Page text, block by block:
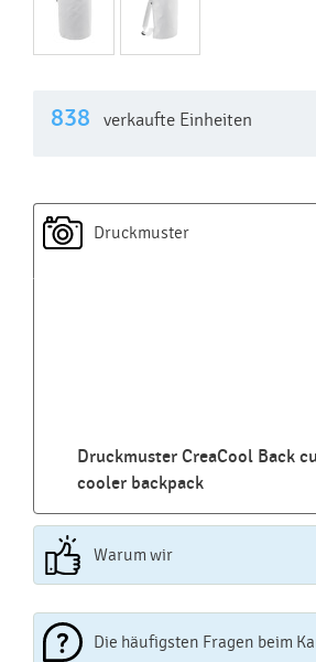
838 verkaufte Einheiten
Druckmuster
Druckmuster CreaCool Back
cooler backpack
Warum wir
Die häufigsten Fragen beim